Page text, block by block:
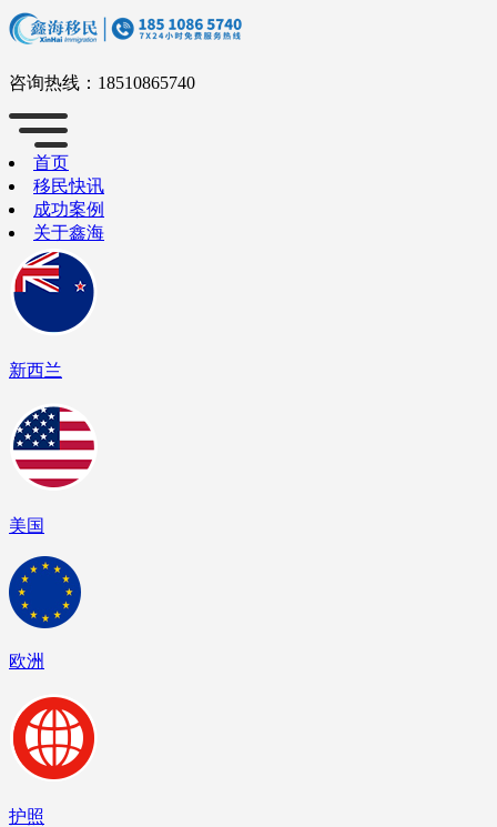
咨询热线： 18510865740
首页
移民快讯
成功案例
关于鑫海
新西兰
美国
欧洲
护照